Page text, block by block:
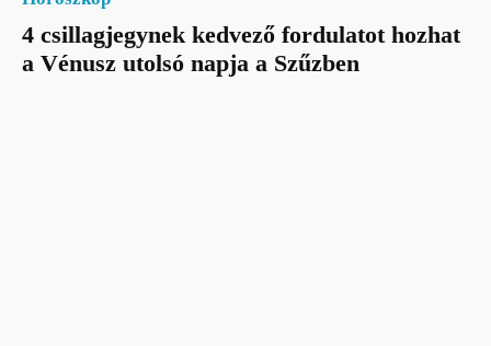
4 csillagjegynek kedvező fordulatot hozhat
a Vénusz utolsó napja a Szűzben